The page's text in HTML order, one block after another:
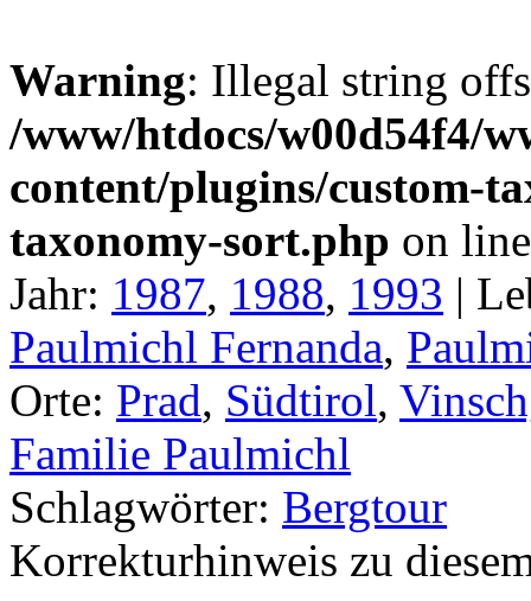
Warning: Illegal string
/www/htdocs/w00d54f4/
content/plugins/custom-
taxonomy-sort.php on
Jahr: 1987, 1988, 1993 |
Paulmichl Fernanda,
Orte: Prad, Südtirol,
Familie Paulmichl
Schlagwörter: Bergtour
Korrekturhinweis zu